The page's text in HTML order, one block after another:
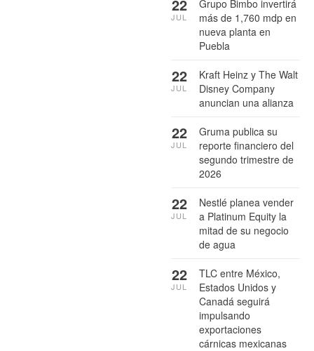
Grupo Bimbo invertirá
más de 1,760 mdp en
nueva planta en
Puebla
22
JUL
Kraft Heinz y The Walt
Disney Company
anuncian una alianza
22
JUL
Gruma publica su
reporte financiero del
segundo trimestre de
2026
22
JUL
Nestlé planea vender
a Platinum Equity la
mitad de su negocio
de agua
22
JUL
TLC entre México,
Estados Unidos y
Canadá seguirá
impulsando
exportaciones
cárnicas mexicanas
22
JUL